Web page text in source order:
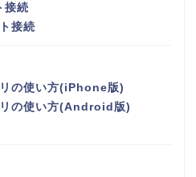
接続
接続
の使い方(iPhone版)
の使い方(Android版)